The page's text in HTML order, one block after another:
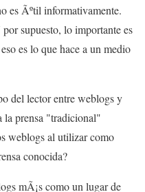
es Ãºtil informativamente.
supuesto, lo importante es
es lo que hace a un medio
del lector entre weblogs y
la prensa "tradicional"
weblogs al utilizar como
conocida?
mÃ¡s como un lugar de